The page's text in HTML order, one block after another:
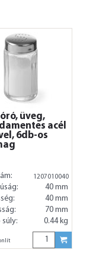
üveg,
acél
6db-os
1207010040
40 mm
40 mm
70 mm
súly:
0.44 kg